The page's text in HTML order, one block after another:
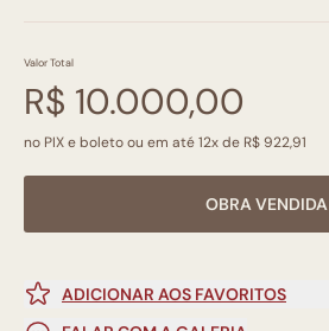
Valor Total
R$ 10.000,00
no PIX e boleto ou em até 12x de R$ 922,91
OBRA VENDIDA
ADICIONAR AOS FAVORITOS